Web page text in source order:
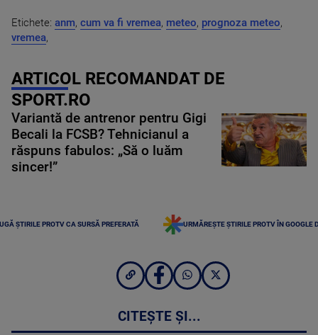
Etichete: anm, cum va fi vremea, meteo, prognoza meteo,
vremea,
ARTICOL RECOMANDAT DE
SPORT.RO
Variantă de antrenor pentru Gigi
Becali la FCSB? Tehnicianul a
răspuns fabulos: „Să o luăm
sincer!”
ȘTIRILE PROTV CA SURSĂ PREFERATĂ URMĂREȘTE ȘTIRILE PROTV ÎN GOOGLE
CITEȘTE ȘI...